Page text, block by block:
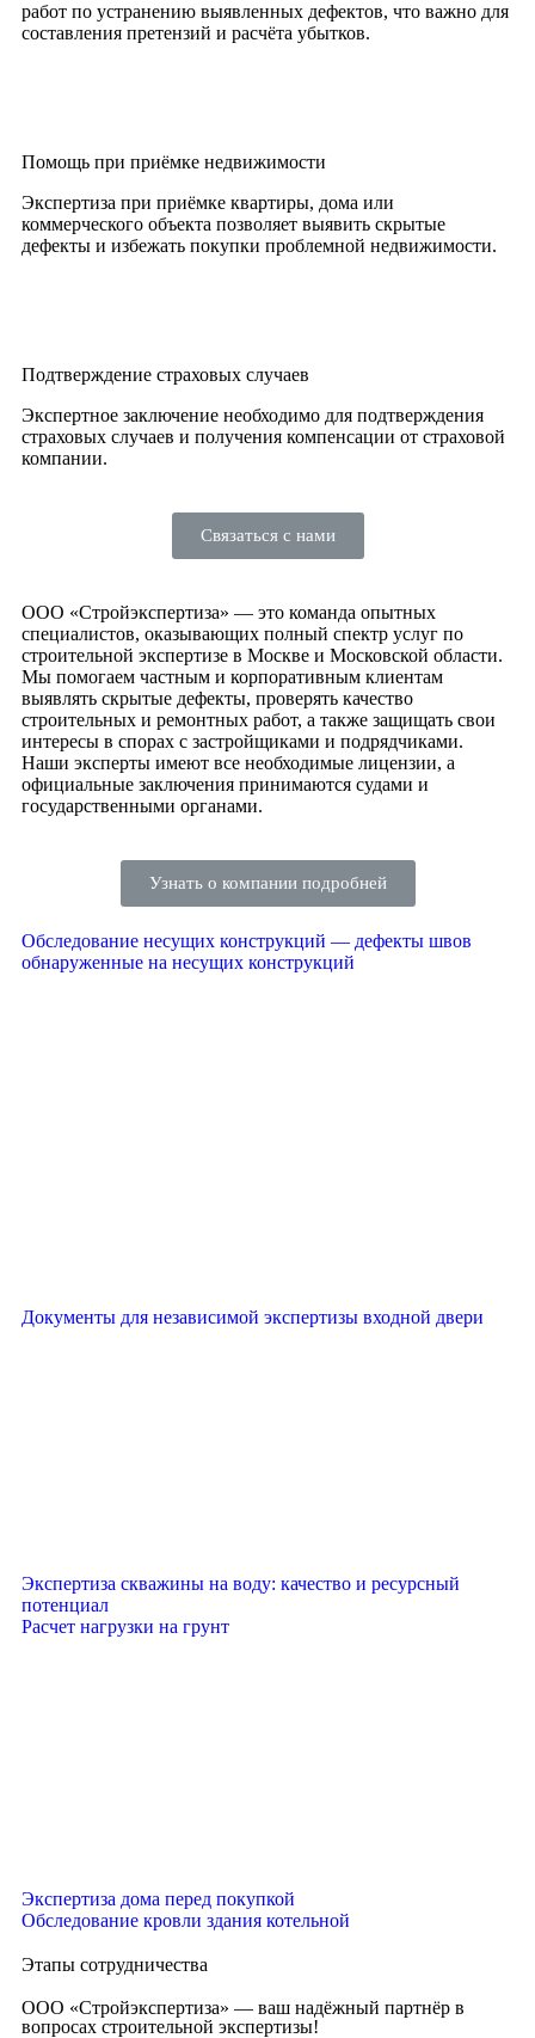
работ по устранению выявленных дефектов, что важно для
составления претензий и расчёта убытков.
Помощь при приёмке недвижимости
Экспертиза при приёмке квартиры, дома или
коммерческого объекта позволяет выявить скрытые
дефекты и избежать покупки проблемной недвижимости.
Подтверждение страховых случаев
Экспертное заключение необходимо для подтверждения
страховых случаев и получения компенсации от страховой
компании.
Связаться с нами
ООО «Стройэкспертиза» — это команда опытных
специалистов, оказывающих полный спектр услуг по
строительной экспертизе в Москве и Московской области.
Мы помогаем частным и корпоративным клиентам
выявлять скрытые дефекты, проверять качество
строительных и ремонтных работ, а также защищать свои
интересы в спорах с застройщиками и подрядчиками.
Наши эксперты имеют все необходимые лицензии, а
официальные заключения принимаются судами и
государственными органами.
Узнать о компании подробней
Обследование несущих конструкций — дефекты швов
обнаруженные на несущих конструкций
Документы для независимой экспертизы входной двери
Экспертиза скважины на воду: качество и ресурсный
потенциал
Расчет нагрузки на грунт
Экспертиза дома перед покупкой
Обследование кровли здания котельной
Этапы сотрудничества
ООО «Стройэкспертиза» — ваш надёжный партнёр в
вопросах строительной экспертизы!